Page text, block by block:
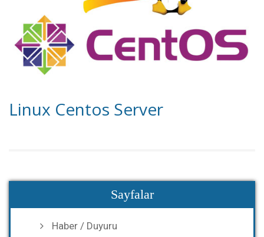
Linux Centos Server
Sayfalar
Haber / Duyuru